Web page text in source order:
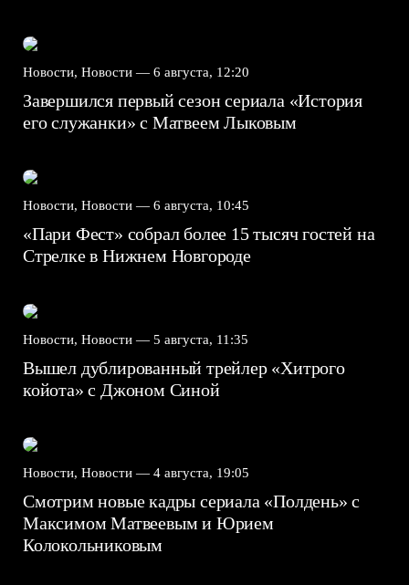
Новости, Новости — 6 августа, 12:20
Завершился первый сезон сериала «История
его служанки» с Матвеем Лыковым
Новости, Новости — 6 августа, 10:45
«Пари Фест» собрал более 15 тысяч гостей на
Стрелке в Нижнем Новгороде
Новости, Новости — 5 августа, 11:35
Вышел дублированный трейлер «Хитрого
койота» с Джоном Синой
Новости, Новости — 4 августа, 19:05
Смотрим новые кадры сериала «Полдень» с
Максимом Матвеевым и Юрием
Колокольниковым